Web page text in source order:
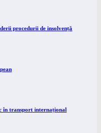
procedurii de insolvență
în transport internațional